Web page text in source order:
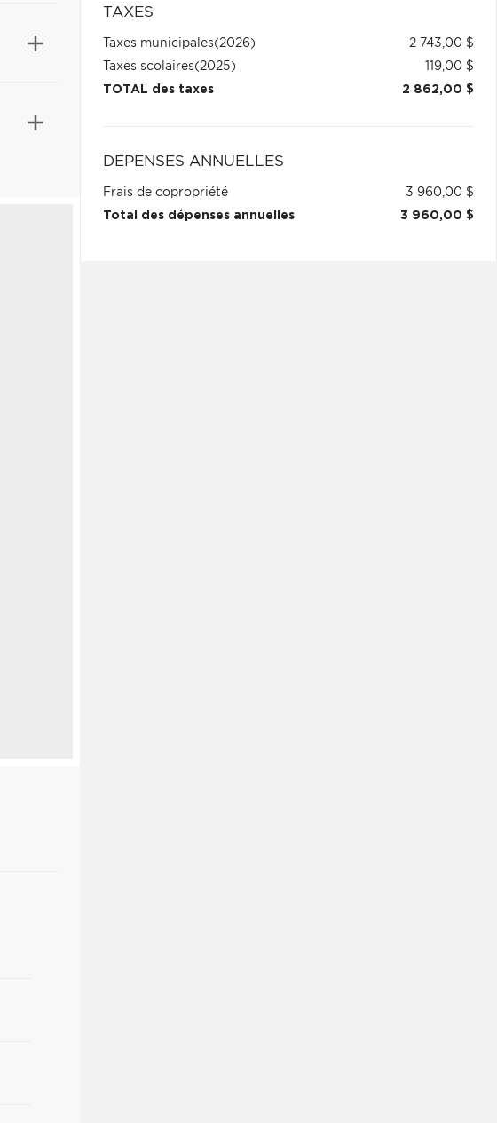
TAXES
Taxes municipales(2026)
2 743,00 $
Taxes scolaires(2025)
119,00 $
TOTAL des taxes
2 862,00 $
DÉPENSES ANNUELLES
Frais de copropriété
3 960,00 $
Total des dépenses annuelles
3 960,00 $